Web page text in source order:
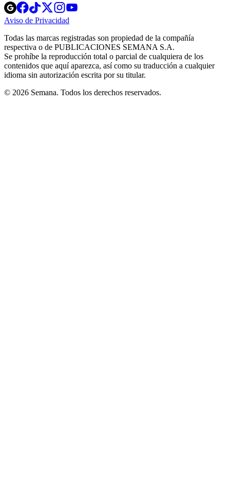
Opens
in
new
Opens
in
new
Opens
in
new
window
Opens
new
windowwindow
Aviso de Privacidad
new
window
Todas las marcas registradas son propiedad de la compañía
respectiva o de PUBLICACIONES SEMANA S.A.
Se prohíbe la reproducción total o parcial de cualquiera de los
contenidos que aquí aparezca, así como su traducción a cualquier
idioma sin autorización escrita por su titular.
© 2026 Semana. Todos los derechos reservados.